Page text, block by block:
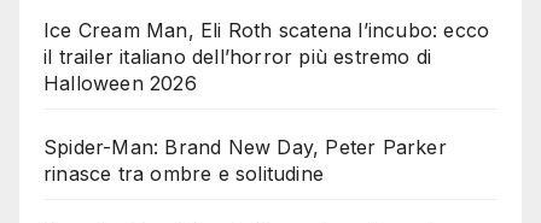
Ice Cream Man, Eli Roth scatena l’incubo: ecco
il trailer italiano dell’horror più estremo di
Halloween 2026
Spider-Man: Brand New Day, Peter Parker
rinasce tra ombre e solitudine